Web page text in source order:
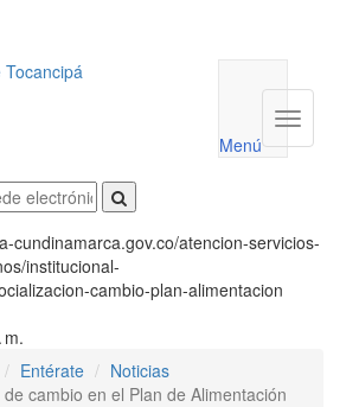
utilidades
Menú
Menú
cundinamarca.gov.co/atencion-servicios-
institucional-
cambio-plan-alimentacion
Entérate
Noticias
de cambio en el Plan de Alimentación